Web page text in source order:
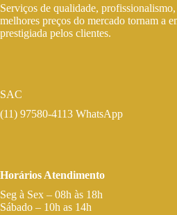
Serviços de qualidade,
melhores preços do mercado tornam a
prestigiada pelos clientes.
SAC
(11) 97580-4113 WhatsApp
Horários Atendimento
Seg à Sex – 08h às 18h
Sábado – 10h as 14h